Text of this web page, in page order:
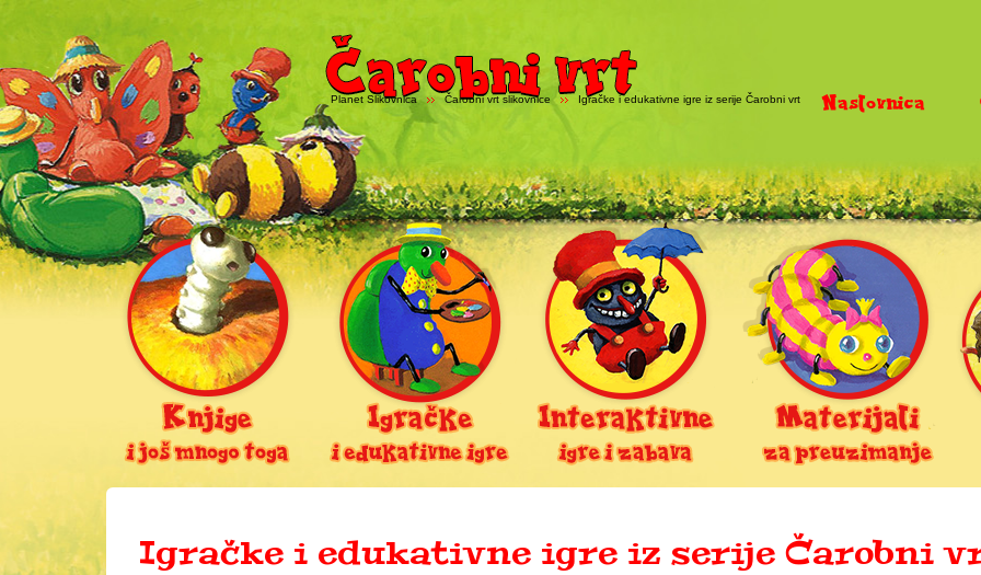
Naslovnica
Planet Slikovnica Čarobni vrt slikovnice Igračke i edukativne igre iz serije Čarobni vrt
Igračke i edukativne igre iz serije Čarobni